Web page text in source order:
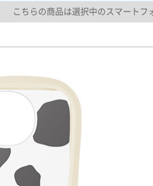
こちらの商品は選択中のスマートフ